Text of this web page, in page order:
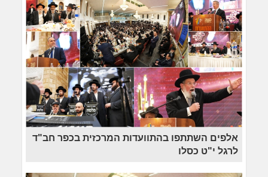
אלפים השתתפו בהתוועדות המרכזית בכפר חב"ד
לרגל י"ט כסלו